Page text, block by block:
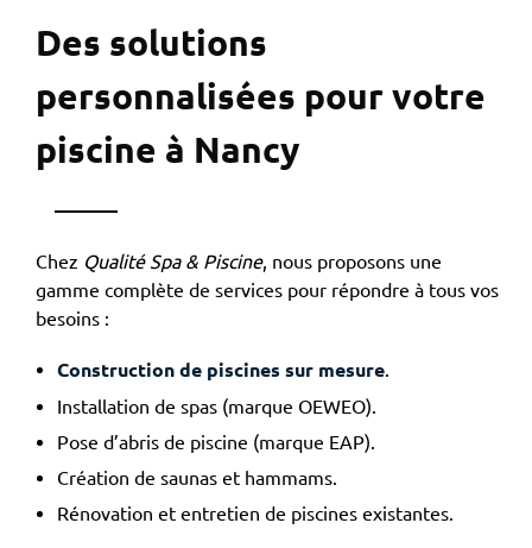
Des solutions
personnalisées pour votre
piscine à Nancy
Chez Qualité Spa & Piscine, nous proposons une
gamme complète de services pour répondre à tous vos
besoins :
Construction de piscines sur mesure.
Installation de spas (marque OEWEO).
Pose d’abris de piscine (marque EAP).
Création de saunas et hammams.
Rénovation et entretien de piscines existantes.